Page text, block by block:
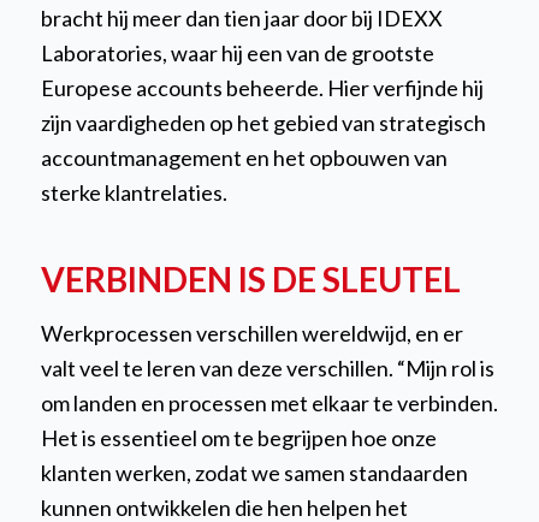
bracht hij meer dan tien jaar door bij IDEXX
Laboratories, waar hij een van de grootste
Europese accounts beheerde. Hier verfijnde hij
zijn vaardigheden op het gebied van strategisch
accountmanagement en het opbouwen van
sterke klantrelaties.
VERBINDEN IS DE SLEUTEL
Werkprocessen verschillen wereldwijd, en er
valt veel te leren van deze verschillen. “Mijn rol is
om landen en processen met elkaar te verbinden.
Het is essentieel om te begrijpen hoe onze
klanten werken, zodat we samen standaarden
kunnen ontwikkelen die hen helpen het